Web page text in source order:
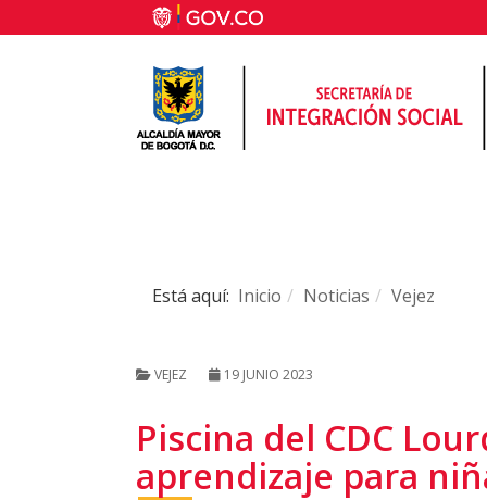
Está aquí: Inicio Noticias Vejez
VEJEZ 19 JUNIO 2023
Piscina del CDC
aprendizaje para